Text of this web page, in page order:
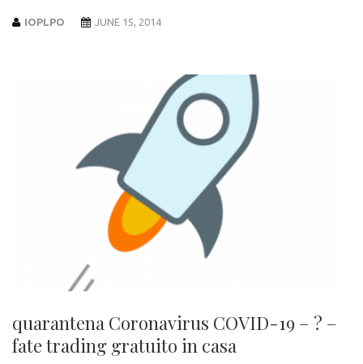
IOPLPO JUNE 15, 2014
quarantena Coronavirus COVID-19 – ? –
fate trading gratuito in casa